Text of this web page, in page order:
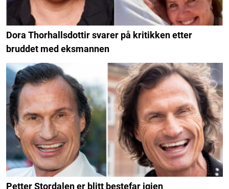
Dora Thorhallsdottir svarer på kritikken etter
bruddet med eksmannen
Petter Stordalen er blitt bestefar igjen